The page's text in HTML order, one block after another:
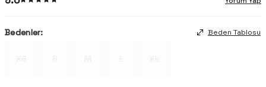
Bedenler: Beden Tablosu